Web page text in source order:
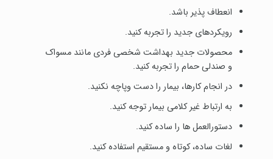
انعطاف پذیر باشد.
رویکردهای جدید را تجربه کنید.
محصولات جدید بهداشت شخصی فردی مانند مسواک
و صندلی حمام را تجربه کنید.
در انجام کارها، بیمار را دست وپاچه نکنید.
به ارتباط غیر کلامی بیمار توجه کنید.
دستورالعمل ها را ساده کنید.
لغات ساده، کوتاه و مستقیم استفاده کنید.